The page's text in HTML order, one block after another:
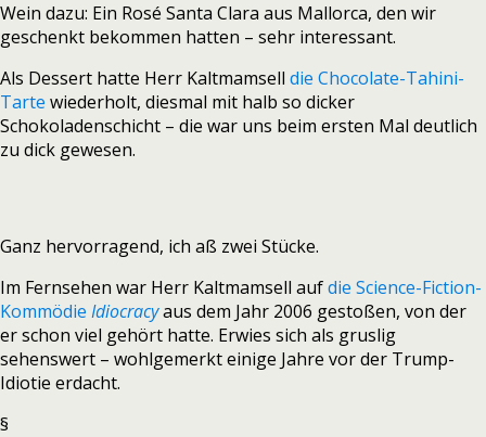
Wein dazu: Ein Rosé Santa Clara aus Mallorca, den wir
geschenkt bekommen hatten – sehr interessant.
Als Dessert hatte Herr Kaltmamsell die Chocolate-Tahini-
Tarte wiederholt, diesmal mit halb so dicker
Schokoladenschicht – die war uns beim ersten Mal deutlich
zu dick gewesen.
Ganz hervorragend, ich aß zwei Stücke.
Im Fernsehen war Herr Kaltmamsell aufdie Science-Fiction-
Kommödie Idiocracyaus dem Jahr 2006 gestoßen, von der
er schon viel gehört hatte. Erwies sich als gruslig
sehenswert – wohlgemerkt einige Jahre vor der Trump-
Idiotie erdacht.
§